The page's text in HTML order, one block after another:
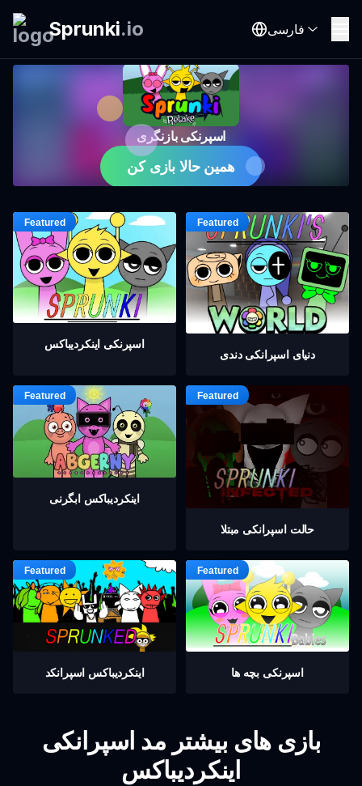
Sprunki.io فارسی
اسپرنکی بازنگری
همین حالا بازی کن
اسپرنکی اینکردیباکس
دنیای اسپرانکی دندی
اینکردیباكس ابگرنی
حالت اسپرانکی مبتلا
اینکردیباكس اسپرانکد اسپرنکی بچه ها
بازی های بیشتر مد اسپرانکی
اینکردیباکس